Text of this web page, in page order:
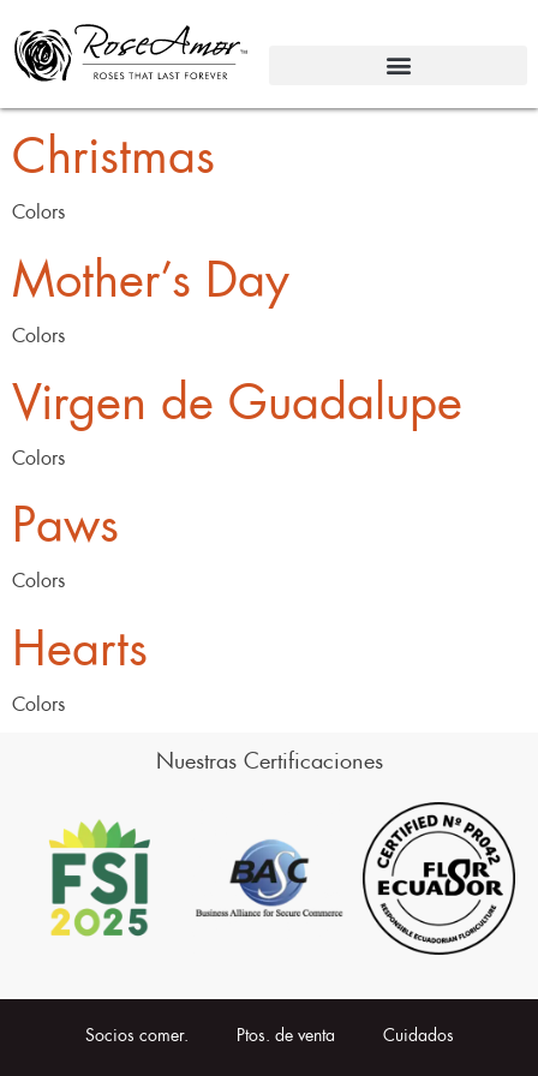
Christmas
Colors
Mother’s Day
Colors
Virgen de Guadalupe
Colors
Paws
Colors
Hearts
Colors
Nuestras Certificaciones
Socios comer. Ptos. de venta Cuidados